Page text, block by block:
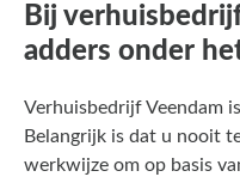
Bij
adders onder
Verhuisbedrijf Veendam
Belangrijk is dat u nooit
werkwijze om op basis